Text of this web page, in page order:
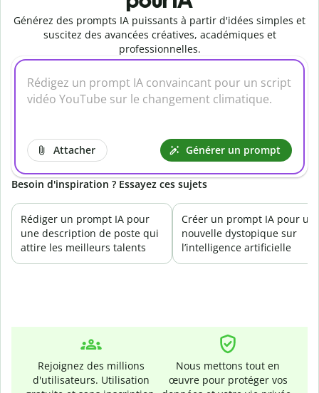
Générez des prompts IA puissants à partir d'idées simples et
suscitez des avancées créatives, académiques et
professionnelles.
Attacher Générer un prompt
Besoin d'inspiration ? Essayez ces sujets
Rédiger un prompt IA pour
une description de poste qui
attire les meilleurs talents
Créer un prompt IA pour
nouvelle dystopique sur
l’intelligence artificielle
Rejoignez des millions
d'utilisateurs. Utilisation
Nous mettons tout en
œuvre pour protéger vos